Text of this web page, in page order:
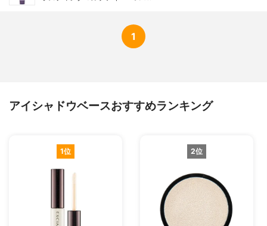
1
アイシャドウベースおすすめランキング
1位 2位